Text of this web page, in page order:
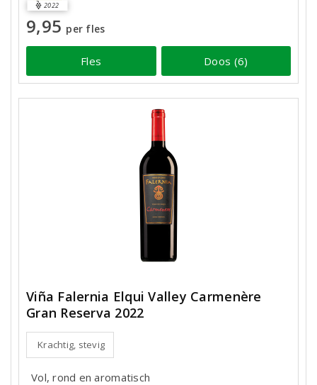
2022
9,95 per fles
Fles Doos (6)
Viña Falernia Elqui Valley Carmenère
Gran Reserva 2022
Krachtig, stevig
Vol, rond en aromatisch